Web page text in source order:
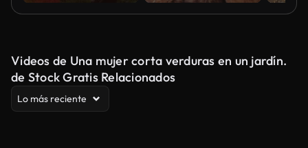
Videos de Una mujer corta verduras en un jardín.
de Stock Gratis Relacionados
Lo más reciente